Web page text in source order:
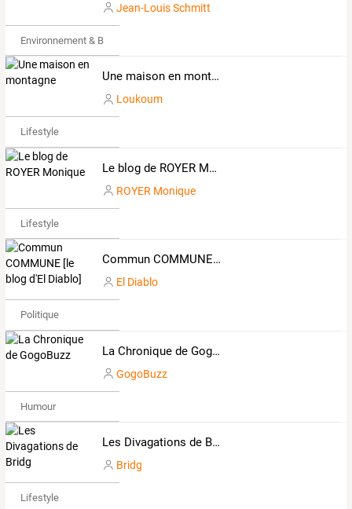
Jean-Louis Schmitt
Environnement & Bio
Une maison en montagne
Loukoum
Lifestyle
Le blog de ROYER Monique
ROYER Monique
Lifestyle
Commun COMMUNE [le blog d'El Diablo]
El Diablo
Politique
La Chronique de GogoBuzz
GogoBuzz
Humour
Les Divagations de Bridg
Bridg
Lifestyle